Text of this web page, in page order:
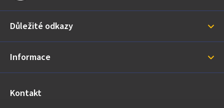
a
í
Důležité odkazy
Informace
Kontakt